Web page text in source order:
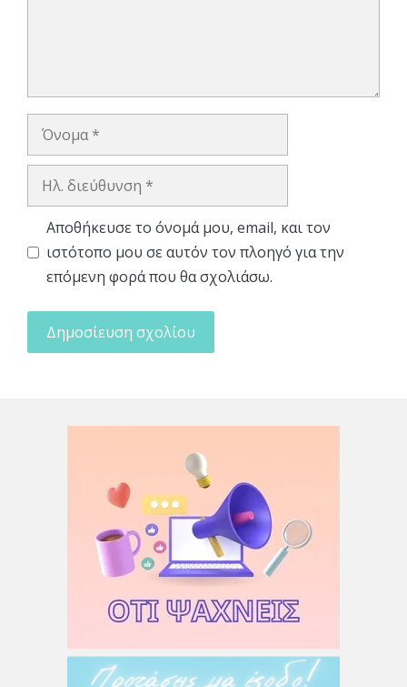
Όνομα
Ηλ.
Αποθήκευσε το όνομά μου, email, και τον
ιστότοπο μου σε αυτόν τον πλοηγό για την
επόμενη φορά που θα σχολιάσω.